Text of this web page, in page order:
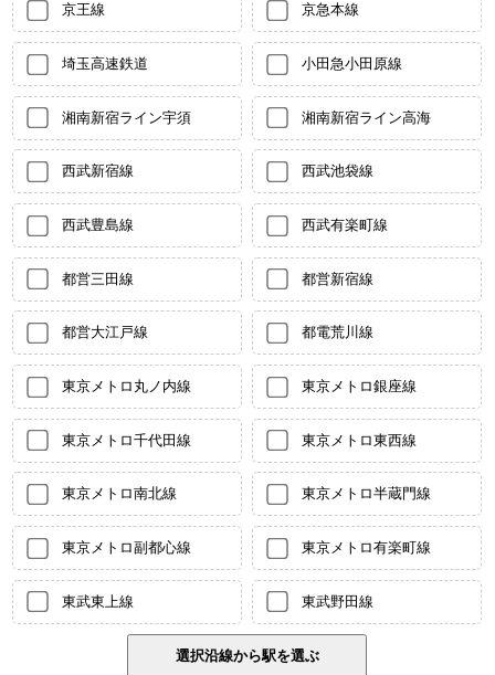
京王線 京急本線
埼玉高速鉄道 小田急小田原線
湘南新宿ライン宇須 湘南新宿ライン高海
西武新宿線 西武池袋線
西武豊島線 西武有楽町線
都営三田線 都営新宿線
都営大江戸線 都電荒川線
東京メトロ丸ノ内線 東京メトロ銀座線
東京メトロ千代田線 東京メトロ東西線
東京メトロ南北線 東京メトロ半蔵門線
東京メトロ副都心線 東京メトロ有楽町線
東武東上線 東武野田線